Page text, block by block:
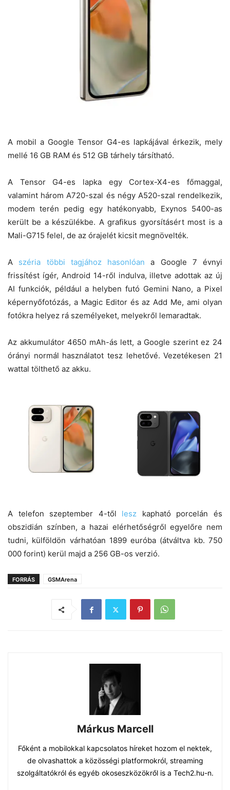
A mobil a Google Tensor G4-es lapkájával érkezik, mely
mellé 16 GB RAM és 512 GB tárhely társítható.
A Tensor G4-es lapka egy Cortex-X4-es főmaggal,
valamint három A720-szal és négy A520-szal rendelkezik,
modem terén pedig egy hatékonyabb, Exynos 5400-as
került be a készülékbe. A grafikus gyorsításért most is a
Mali-G715 felel, de az órajelét kicsit megnövelték.
A széria többi tagjához hasonlóan a Google 7 évnyi
frissítést ígér, Android 14-ről indulva, illetve adottak az új
AI funkciók, például a helyben futó Gemini Nano, a Pixel
képernyőfotózás, a Magic Editor és az Add Me, ami olyan
fotókra helyez rá személyeket, melyekről lemaradtak.
Az akkumulátor 4650 mAh-ás lett, a Google szerint ez 24
órányi normál használatot tesz lehetővé. Vezetékesen 21
wattal tölthető az akku.
A telefon szeptember 4-től lesz kapható porcelán és
obszidián színben, a hazai elérhetőségről egyelőre nem
tudni, külföldön várhatóan 1899 euróba (átváltva kb. 750
000 forint) kerül majd a 256 GB-os verzió.
FORRÁS GSMArena
Márkus Marcell
Főként a mobilokkal kapcsolatos híreket hozom el nektek,
de olvashattok a közösségi platformokról, streaming
szolgáltatókról és egyéb okoseszközökről is a Tech2.hu-n.